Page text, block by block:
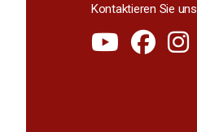
Kontaktieren Sie uns